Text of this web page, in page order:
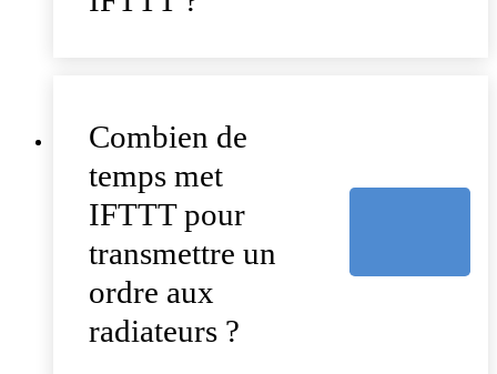
Combien de
temps met
IFTTT pour
transmettre un
ordre aux
radiateurs ?